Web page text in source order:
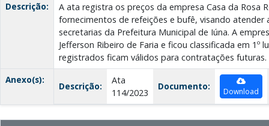
Descrição:
A ata registra os preços da empresa Casa da Rosa
fornecimentos de refeições e bufê, visando atender
secretarias da Prefeitura Municipal de Iúna. A
Jefferson Ribeiro de Faria e ficou classificada em 1º
registrados ficam válidos para contratações futuras.
Anexo(s):
Descrição:
Ata
114/2023
Documento: Download